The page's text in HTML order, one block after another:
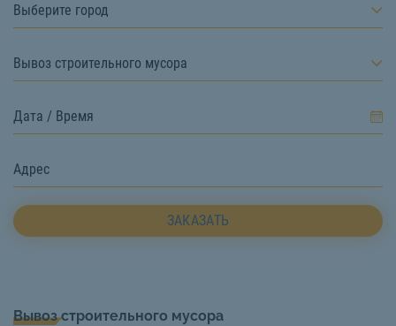
Выберите город
Вывоз строительного мусора
ЗАКАЗАТЬ
Вывоз строительного мусора